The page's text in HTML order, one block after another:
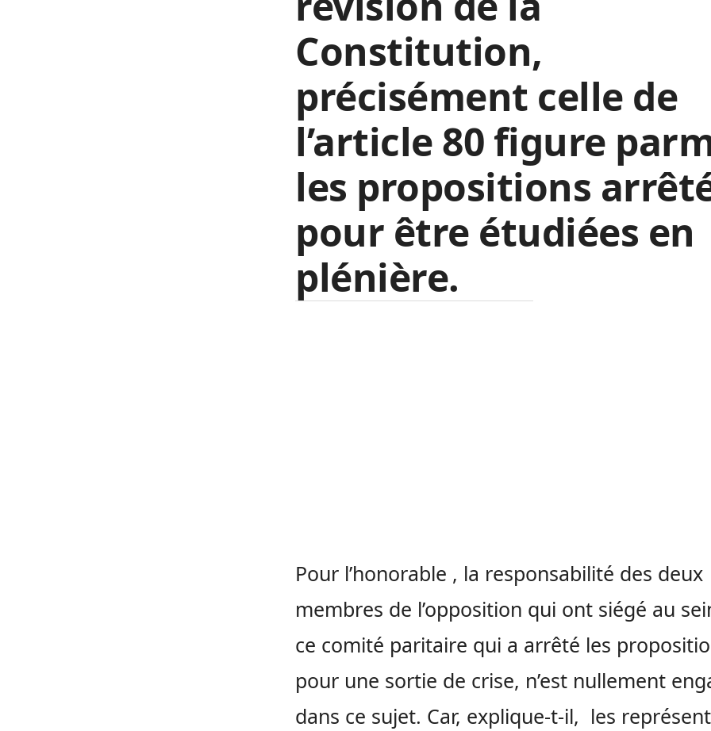
Constitution,
précisément celle de
l’article 80 figure
les propositions
pour être étudiées en
plénière.
Pour l’honorable , la responsabilité des deux
membres de l’opposition qui ont siégé au
ce comité paritaire qui a arrêté les
pour une sortie de crise, n’est nullement
dans ce sujet. Car, explique-t-il, les